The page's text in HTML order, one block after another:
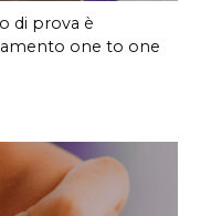
di prova è
one to one